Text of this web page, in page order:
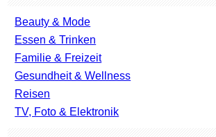
Beauty & Mode
Essen & Trinken
Familie & Freizeit
Gesundheit & Wellness
Reisen
TV, Foto & Elektronik